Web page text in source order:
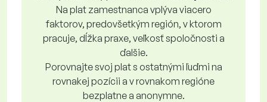
Na plat zamestnanca vplýva viacero
faktorov, predovšetkým región, v ktorom
pracuje, dĺžka praxe, veľkosť spoločnosti a
ďalšie.
Porovnajte svoj plat s ostatnými ľuďmi na
rovnakej pozícii a v rovnakom regióne
bezplatne a anonymne.